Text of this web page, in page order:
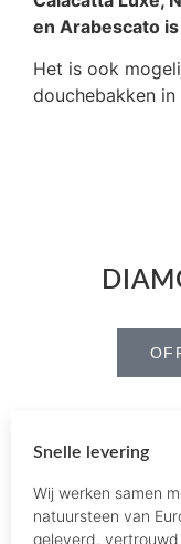
en Arabescato
Het is ook
douchebakken
Snelle levering
Wij werken samen
natuursteen van
geleverd,